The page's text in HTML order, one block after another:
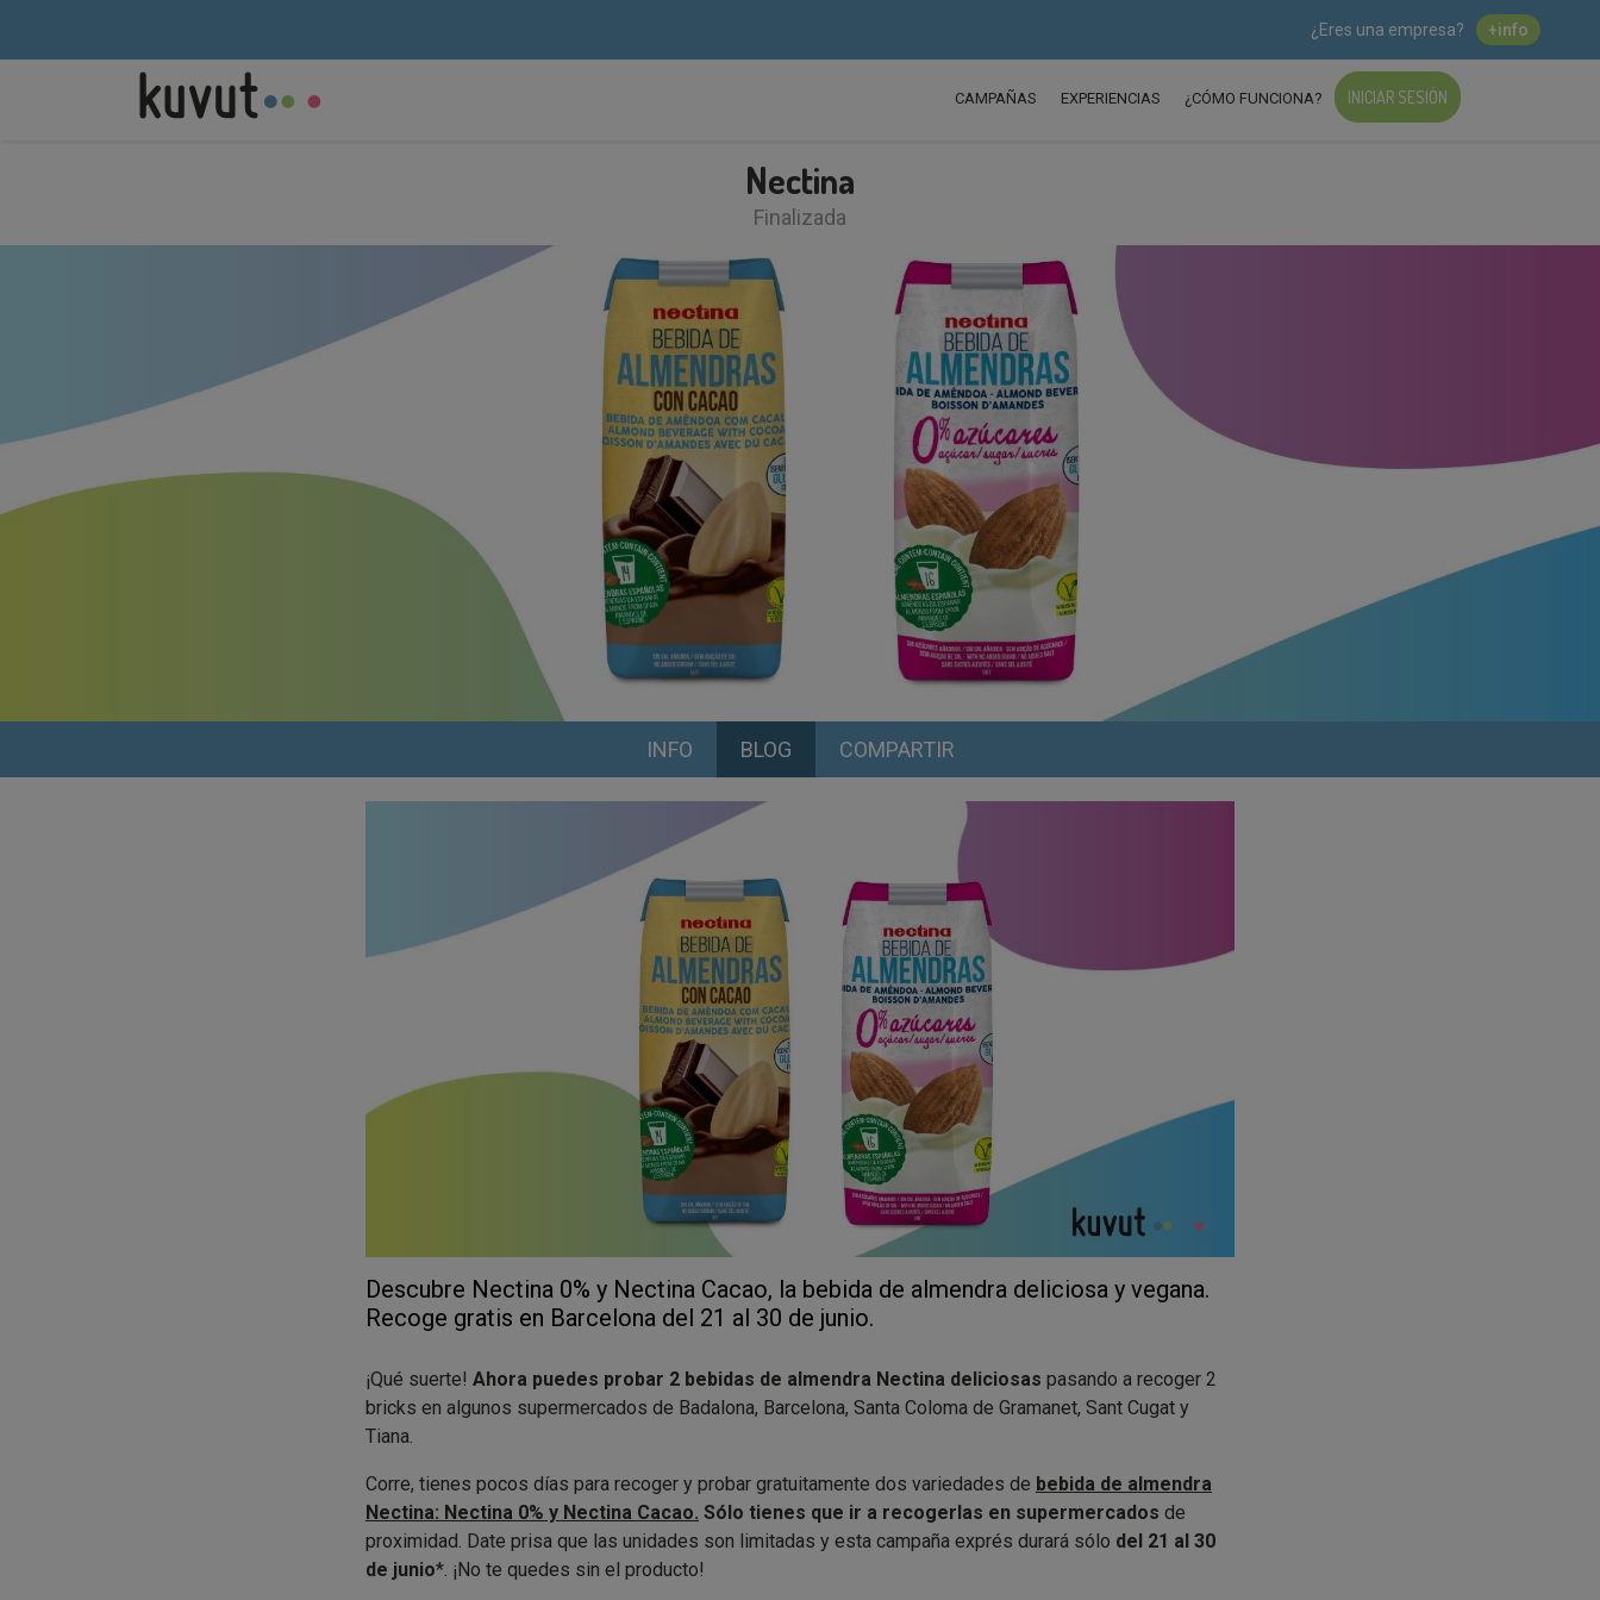
¿Eres una empresa? +info
CAMPAÑAS EXPERIENCIAS ¿CÓMO FUNCIONA? INICIAR SESIÓN
Nectina
Finalizada
INFO BLOG COMPARTIR
Descubre Nectina 0% y Nectina Cacao, la bebida de almendra deliciosa y vegana.
Recoge gratis en Barcelona del 21 al 30 de junio.
¡Qué suerte! Ahora puedes probar 2 bebidas de almendra Nectina deliciosas pasando a recoger 2
bricks en algunos supermercados de Badalona, Barcelona, Santa Coloma de Gramanet, Sant Cugat y
Tiana.
Corre, tienes pocos días para recoger y probar gratuitamente dos variedades de bebida de almendra
Nectina: Nectina 0% y Nectina Cacao. Sólo tienes que ir a recogerlas en supermercados de
proximidad. Date prisa que las unidades son limitadas y esta campaña exprés durará sólo del 21 al 30
de junio*. ¡No te quedes sin el producto!